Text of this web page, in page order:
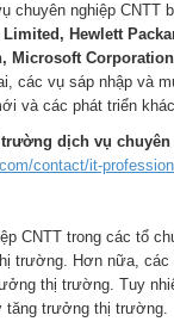
chuyên nghiệp CNTT
Hewlett
Microsoft
các vụ sáp nhập và
và các phát triển
dịch vụ chuyên
contact/it-
CNTT trong các tổ
trường. Hơn nữa, các
thị trường. Tuy
tăng trưởng thị trường.